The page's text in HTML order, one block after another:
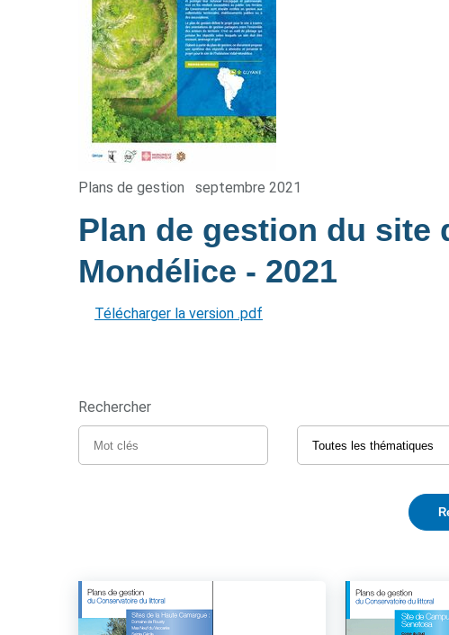
Plans de gestion septembre 2021
Plan de gestion du site
Mondélice - 2021
Télécharger la version .pdf
Rechercher